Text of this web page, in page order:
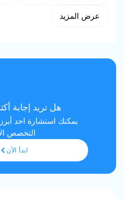
عرض المزيد
هل تريد إجابة
يمكنك استشارة احد
التخصص
ابدأ الأن